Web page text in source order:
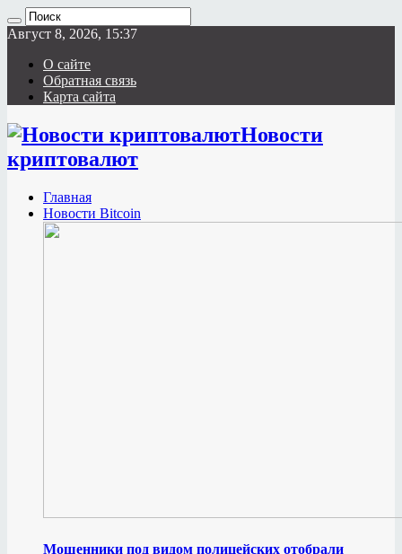
Август 8, 2026, 15:37
О сайте
Обратная связь
Карта сайта
Новости
криптовалют
Главная
Новости Bitcoin
Мошенники под видом полицейских отобрали